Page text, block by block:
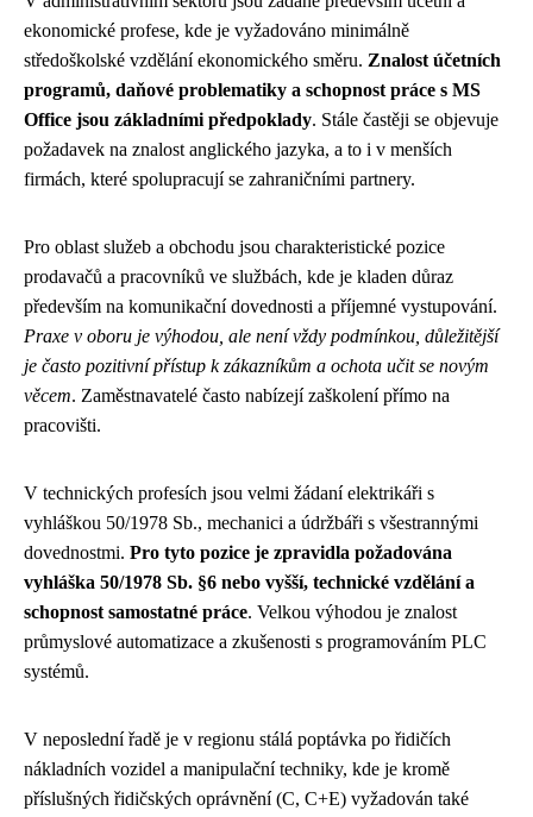
ekonomické profese, kde je vyžadováno minimálně
středoškolské vzdělání ekonomického směru. Znalost účetních
programů, daňové problematiky a schopnost práce s MS
Office jsou základními předpoklady. Stále častěji se objevuje
požadavek na znalost anglického jazyka, a to i v menších
firmách, které spolupracují se zahraničními partnery.
Pro oblast služeb a obchodu jsou charakteristické pozice
prodavačů a pracovníků ve službách, kde je kladen důraz
především na komunikační dovednosti a příjemné vystupování.
Praxe v oboru je výhodou, ale není vždy podmínkou, důležitější
je často pozitivní přístup k zákazníkům a ochota učit se novým
věcem. Zaměstnavatelé často nabízejí zaškolení přímo na
pracovišti.
V technických profesích jsou velmi žádaní elektrikáři s
vyhláškou 50/1978 Sb., mechanici a údržbáři s všestrannými
dovednostmi. Pro tyto pozice je zpravidla požadována
vyhláška 50/1978 Sb. §6 nebo vyšší, technické vzdělání a
schopnost samostatné práce. Velkou výhodou je znalost
průmyslové automatizace a zkušenosti s programováním PLC
systémů.
V neposlední řadě je v regionu stálá poptávka po řidičích
nákladních vozidel a manipulační techniky, kde je kromě
příslušných řidičských oprávnění (C, C+E) vyžadován také